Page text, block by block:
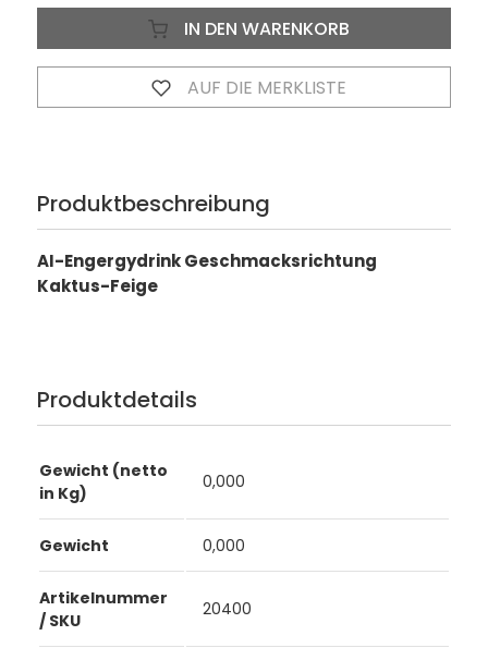
IN DEN WARENKORB
AUF DIE MERKLISTE
Produktbeschreibung
AI-Engergydrink Geschmacksrichtung
Kaktus-Feige
Produktdetails
Gewicht (netto
in Kg)
0,000
Gewicht 0,000
Artikelnummer
/ SKU
20400